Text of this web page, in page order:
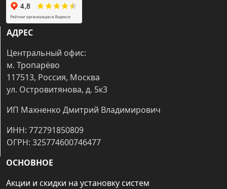
АДРЕС
Центральный офис:
м. Тропарёво
117513, Россия, Москва
ул. Островитянова, д. 5к3
ИП Махненко Дмитрий Владимирович
ИНН: 772791850809
ОГРН: 325774600746477
ОСНОВНОЕ
Акции и скидки на установку систем